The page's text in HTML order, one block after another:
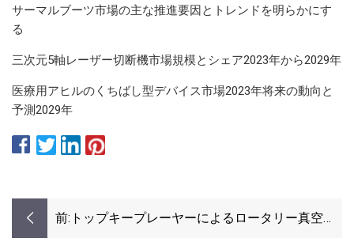
サーマルブーツ市場の主な推進要因とトレンドを明らかにす
る
三次元5軸レーザー切断機市場規模とシェア2023年から2029年
医療用アヒルのくちばし型デバイス市場2023年将来の動向と
予測2029年
前: トップキープレーヤーによるロータリー真空ポ